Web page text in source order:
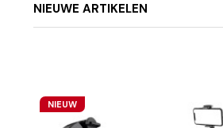
NIEUWE ARTIKELEN
NIEUW